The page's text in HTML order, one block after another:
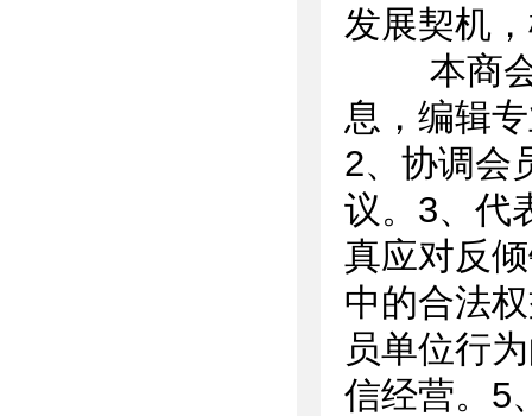
发展契机
本商会
息，编辑
2、协调会
议。3、代
真应对反
中的合法
员单位行
信经营。5